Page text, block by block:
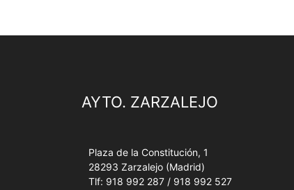
AYTO. ZARZALEJO
Plaza de la Constitución, 1
28293 Zarzalejo (Madrid)
Tlf: 918 992 287 / 918 992 527